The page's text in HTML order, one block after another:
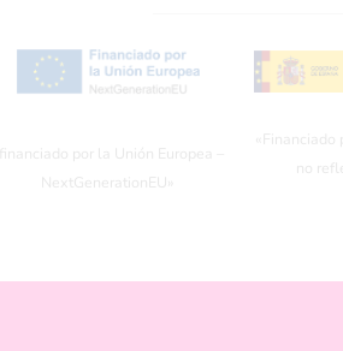
«financiado por la Unión Europea –
NextGenerationEU»
no